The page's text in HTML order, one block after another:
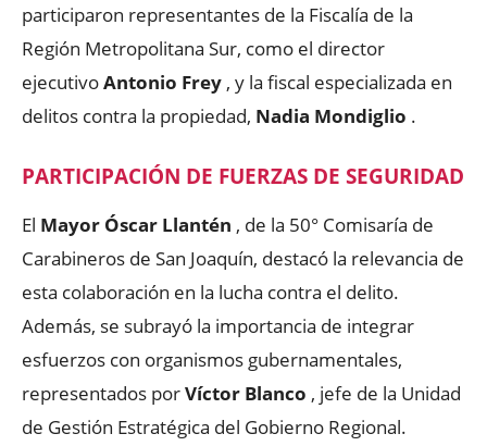
participaron representantes de la Fiscalía de la
Región Metropolitana Sur, como el director
ejecutivoAntonio Frey , y la fiscal especializada en
delitos contra la propiedad, Nadia Mondiglio .
PARTICIPACIÓN DE FUERZAS DE SEGURIDAD
El Mayor Óscar Llantén , de la 50° Comisaría de
Carabineros de San Joaquín, destacó la relevancia de
esta colaboración en la lucha contra el delito.
Además, se subrayó la importancia de integrar
esfuerzos con organismos gubernamentales,
representados porVíctor Blanco , jefe de la Unidad
de Gestión Estratégica del Gobierno Regional.